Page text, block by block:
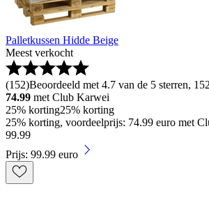
Palletkussen Hidde Beige
Meest verkocht
(152)Beoordeeld met 4.7 van de 5 sterren,
74.99 met Club Karwei
25% korting25% korting
25% korting, voordeelprijs: 74.99 euro met
99.99
Prijs: 99.99 euro